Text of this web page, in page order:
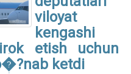
viloyat
kengashi
etish uchun
ketdi